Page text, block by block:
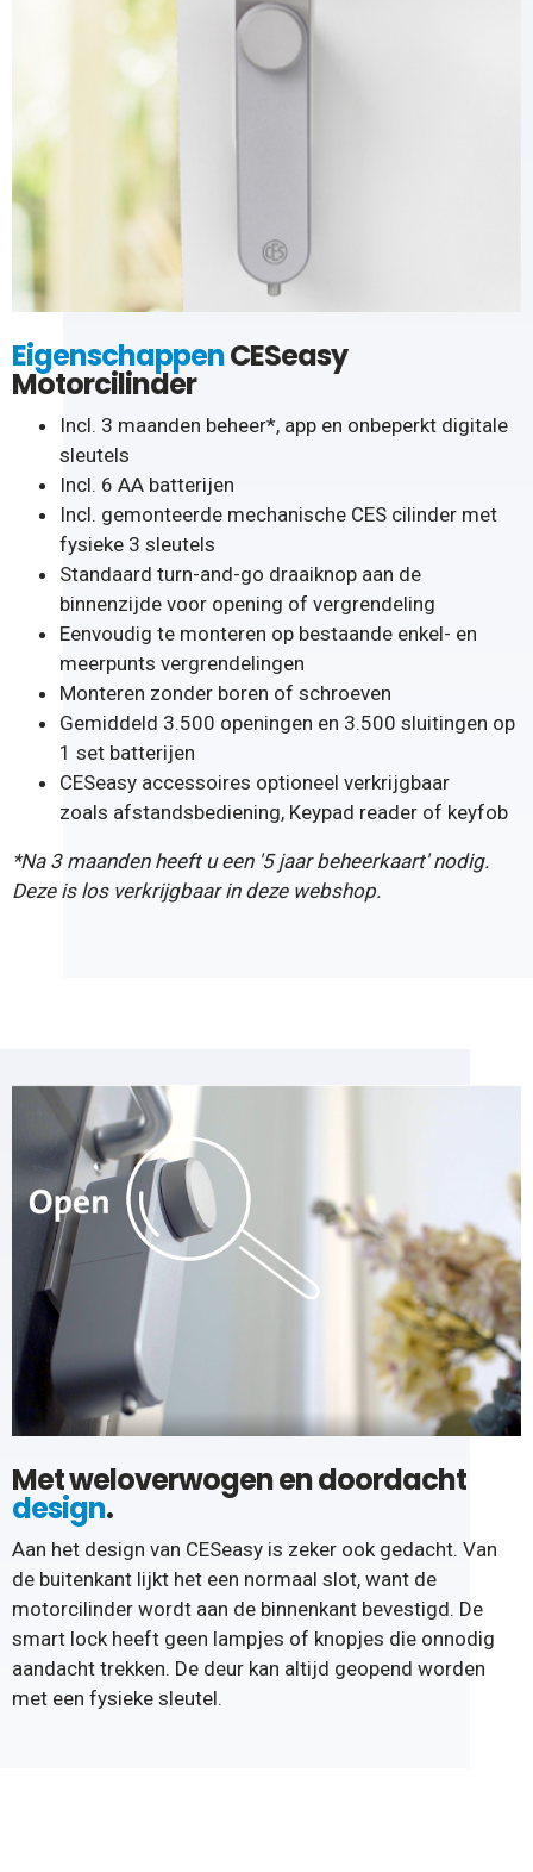
EigenschappenCESeasy
Motorcilinder
Incl. 3 maanden beheer*, app en onbeperkt digitale
sleutels
Incl. 6 AA batterijen
Incl. gemonteerde mechanische CES cilinder met
fysieke 3 sleutels
Standaard turn-and-go draaiknop aan de
binnenzijde voor opening of vergrendeling
Eenvoudig te monteren op bestaande enkel- en
meerpunts vergrendelingen
Monteren zonder boren of schroeven
Gemiddeld 3.500 openingen en 3.500 sluitingen op
1 set batterijen
CESeasy accessoires optioneel verkrijgbaar
zoals afstandsbediening, Keypad reader of keyfob
*Na 3 maanden heeft u een ' 5 jaar beheerkaart' nodig.
Deze is los verkrijgbaar in deze webshop.
Met weloverwogen en doordacht
design.
Aan het design van CESeasy is zeker ook gedacht. Van
de buitenkant lijkt het een normaal slot, want de
motorcilinder wordt aan de binnenkant bevestigd. De
smart lock heeft geen lampjes of knopjes die onnodig
aandacht trekken. De deur kan altijd geopend worden
met een fysieke sleutel.